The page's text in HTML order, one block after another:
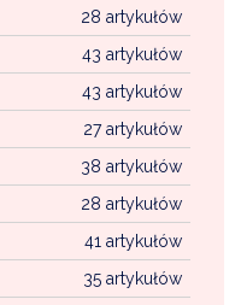
28 artykułów
43 artykułów
43 artykułów
27 artykułów
38 artykułów
28 artykułów
41 artykułów
35 artykułów